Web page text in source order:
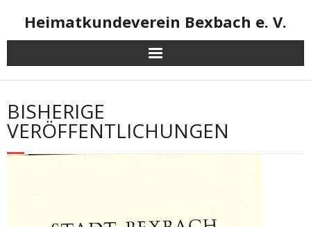
Heimatkundeverein Bexbach e. V.
BISHERIGE
VERÖFFENTLICHUNGEN